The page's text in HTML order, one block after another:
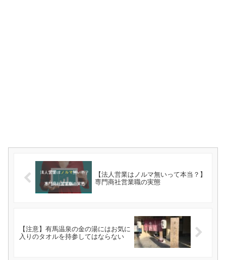
【法人営業はノルマ無いって本当？】
専門商社営業職の実態
【注意】有馬温泉の金の湯にはお気に
入りのタオルを持参してはならない